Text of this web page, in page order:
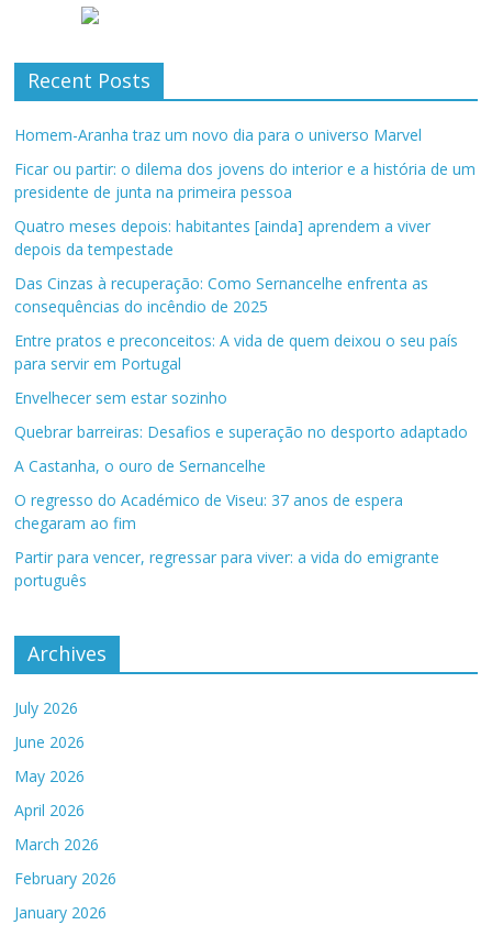
Recent Posts
Homem-Aranha traz um novo dia para o universo Marvel
Ficar ou partir: o dilema dos jovens do interior e a história de um
presidente de junta na primeira pessoa
Quatro meses depois: habitantes [ainda] aprendem a viver
depois da tempestade
Das Cinzas à recuperação: Como Sernancelhe enfrenta as
consequências do incêndio de 2025
Entre pratos e preconceitos: A vida de quem deixou o seu país
para servir em Portugal
Envelhecer sem estar sozinho
Quebrar barreiras: Desafios e superação no desporto adaptado
A Castanha, o ouro de Sernancelhe
O regresso do Académico de Viseu: 37 anos de espera
chegaram ao fim
Partir para vencer, regressar para viver: a vida do emigrante
português
Archives
July 2026
June 2026
May 2026
April 2026
March 2026
February 2026
January 2026